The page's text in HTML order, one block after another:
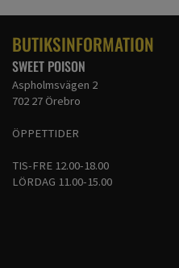
BUTIKSINFORMATION
SWEET POISON
Aspholmsvägen 2
702 27 Örebro
ÖPPETTIDER
TIS-FRE 12.00-18.00
LÖRDAG 11.00-15.00